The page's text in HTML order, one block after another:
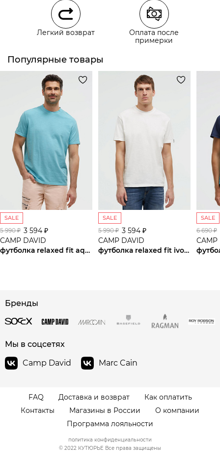
Курьерская доставка СДЭК
Самовывоз из пункта выдачи СДЭК
Легкий возврат
Оплата после
примерки
Популярные товары
SALE
5 990 ₽ 3 594 ₽
CAMP DAVID
футболка relaxed fit aqua
SALE
5 990 ₽ 3 594 ₽
CAMP DAVID
футболка relaxed fit ivory
SALE
6 690 ₽
CAMP
Бренды
Мы в соцсетях
Camp David
Marc Cain
FAQ Доставка и возврат
Как оплатить
Контакты
Магазины в России
О компании
Программа лояльности
© 2022 КУТЮРЬЕ Все права защищены
политика конфиденциальности